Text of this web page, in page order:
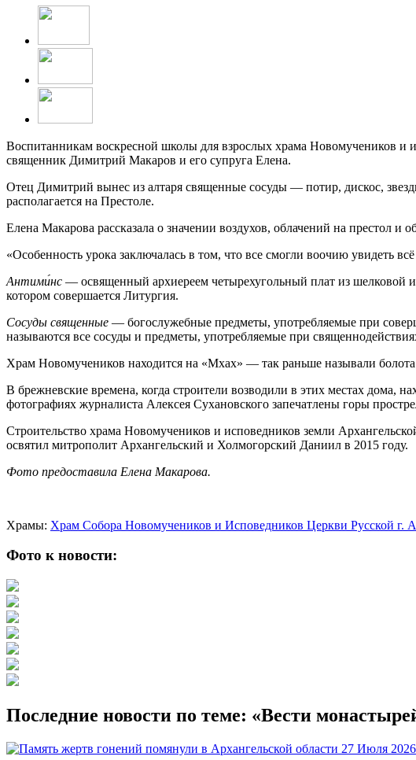
Воспитанникам воскресной школы для взрослых храма Новомучеников и
священник Димитрий Макаров и его супруга Елена.
Отец Димитрий вынес из алтаря священные сосуды — потир, дискос,
располагается на Престоле.
Елена Макарова рассказала о значении воздухов, облачений на престол и
«Особенность урока заключалась в том, что все смогли воочию увидеть
Антими́нс — освященный архиереем четырехугольный плат из шелковой
котором совершается Литургия.
Сосуды священные — богослужебные предметы, употребляемые при
называются все сосуды и предметы, употребляемые при
Храм Новомучеников находится на «Мхах» — так раньше называли
В брежневские времена, когда строители возводили в этих местах дома,
фотографиях журналиста Алексея Сухановского запечатлены горы
Строительство храма Новомучеников и исповедников земли
освятил митрополит Архангельский и Холмогорский Даниил в 2015 году.
Фото предоставила Елена Макарова.
Храмы: Храм Собора Новомучеников и Исповедников Церкви Русской г.
Фото к новости:
Последние новости по теме: «Вести
27 Июля 2026